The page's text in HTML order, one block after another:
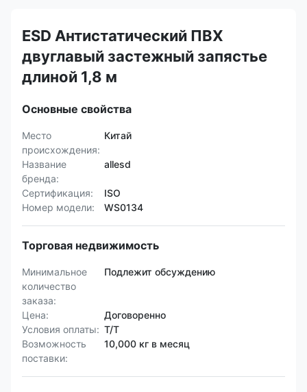
ESD Антистатический ПВХ
двуглавый застежный запястье
длиной 1,8 м
Основные свойства
Место
происхождения:
Китай
Название
бренда:
allesd
Сертификация:
ISO
Номер модели:
WS0134
Торговая недвижимость
Минимальное
количество
заказа:
Подлежит обсуждению
Цена:
Договоренно
Условия оплаты: T/T
Возможность
поставки:
10,000 кг в месяц